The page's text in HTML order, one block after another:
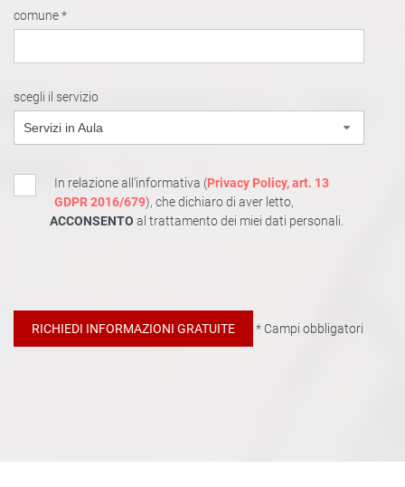
comune *
scegli il servizio
Servizi in Aula
In relazione all'informativa (Privacy Policy, art. 13
GDPR 2016/679), che dichiaro di aver letto,
ACCONSENTO al trattamento dei miei dati personali.
* Campi obbligatori